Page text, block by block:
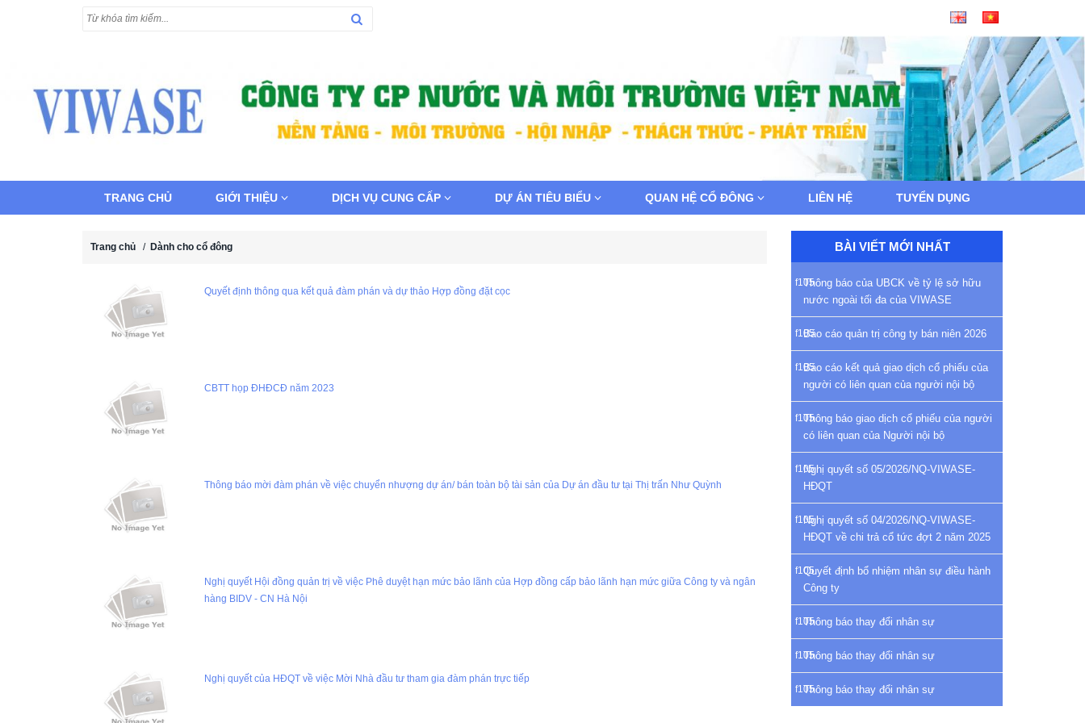
TRANG CHỦ GIỚI THIỆU DỊCH VỤ CUNG CẤP DỰ ÁN TIÊU BIỂU QUAN HỆ CỔ ĐÔNG LIÊN HỆ TUYỂN DỤNG
Trang chủ / Dành cho cổ đông
Quyết định thông qua kết quả đàm phán và dự thảo Hợp đồng đặt cọc
CBTT họp ĐHĐCĐ năm 2023
Thông báo mời đàm phán về việc chuyển nhượng dự án/ bán toàn bộ tài sản của Dự án đầu tư tại Thị trấn Như Quỳnh
Nghị quyết Hội đồng quản trị về việc Phê duyệt hạn mức bảo lãnh của Hợp đồng cấp bảo lãnh hạn mức giữa Công ty và ngân
hàng BIDV - CN Hà Nội
Nghị quyết của HĐQT về việc Mời Nhà đầu tư tham gia đàm phán trực tiếp
BÀI VIẾT MỚI NHẤT
Thông báo của UBCK về tỷ lệ sở hữu
nước ngoài tối đa của VIWASE
Báo cáo quản trị công ty bán niên 2026
Báo cáo kết quả giao dịch cổ phiếu của
người có liên quan của người nội bộ
Thông báo giao dịch cổ phiếu của người
có liên quan của Người nội bộ
Nghị quyết số 05/2026/NQ-VIWASE-
HĐQT
Nghị quyết số 04/2026/NQ-VIWASE-
HĐQT về chi trả cổ tức đợt 2 năm 2025
Quyết định bổ nhiệm nhân sự điều hành
Công ty
Thông báo thay đổi nhân sự
Thông báo thay đổi nhân sự
Thông báo thay đổi nhân sự